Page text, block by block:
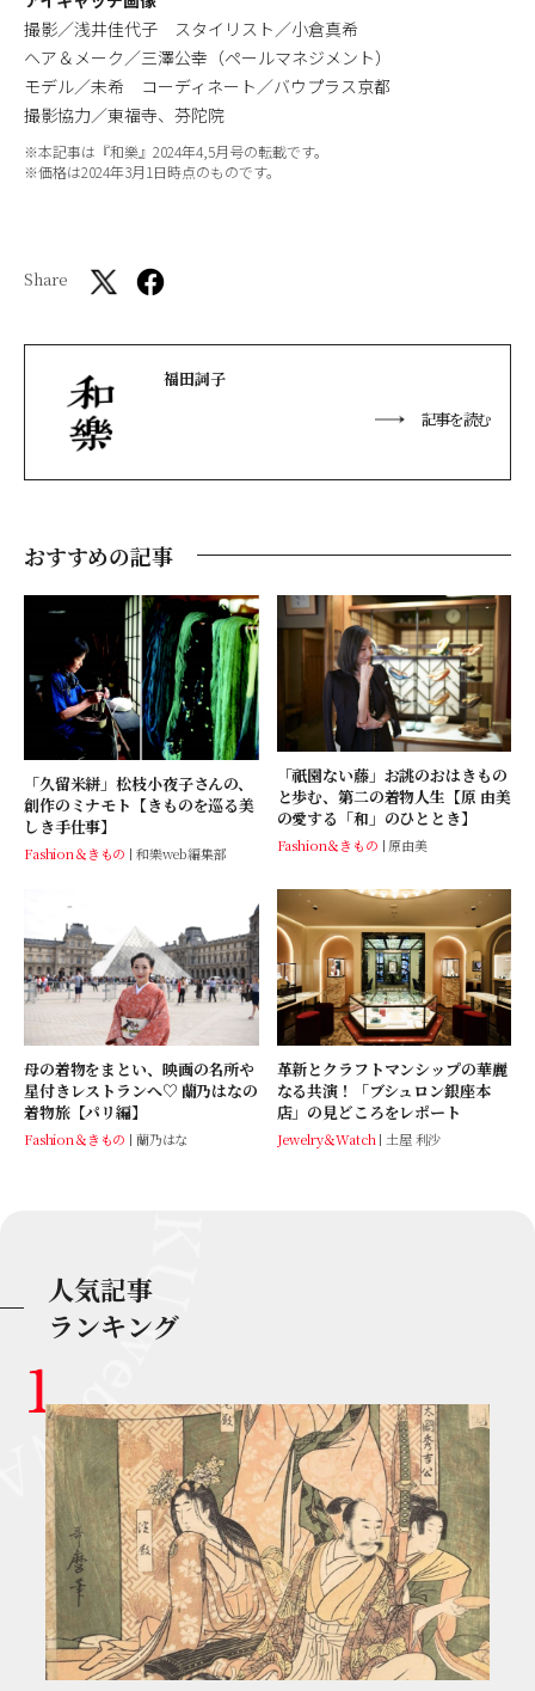
撮影／浅井佳代子 スタイリスト／小倉真希
ヘア＆メーク／三澤公幸（ペールマネジメント）
モデル／未希 コーディネート／バウプラス京都
撮影協力／東福寺、芬陀院
※本記事は『和樂』2024年4,5月号の転載です。
※価格は2024年3月1日時点のものです。
Share
福田詞子
記事を読む
おすすめの記事
「久留米絣」松枝小夜子さんの、
創作のミナモト【きものを巡る美
しき手仕事】
Fashion＆きもの 和樂web編集部
「祇園ない藤」お誂のおはきもの
と歩む、第二の着物人生【原 由美
の愛する「和」のひととき】
Fashion＆きもの 原由美
母の着物をまとい、映画の名所や
星付きレストランへ♡ 蘭乃はなの
着物旅【パリ編】
Fashion＆きもの 蘭乃はな
革新とクラフトマンシップの華麗
なる共演！「ブシュロン銀座本
店」の見どころをレポート
Jewelry＆Watch 土屋 利沙
人気記事
ランキング